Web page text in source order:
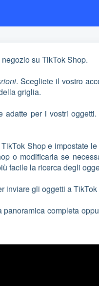
su TikTok Shop.
. Scegliete il vostro
griglia.
adatte per i vostri
Shop e impostate
o modificarla se
facile la ricerca degli
inviare gli oggetti a TikTok
completa